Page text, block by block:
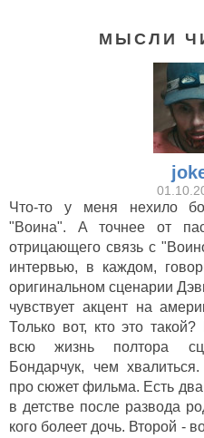
МЫСЛИ
Что-то у меня нехило
"Воина". А точнее от
отрицающего связь с
интервью, в каждом,
оригинальном сценарии
чувствует акцент на
Только вот, кто это
всю жизнь полтора
Бондарчук, чем
про сюжет фильма. Есть
в детстве после развода
кого болеет дочь. Второй -